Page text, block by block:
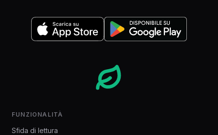
FUNZIONALITÀ
Sfida di lettura